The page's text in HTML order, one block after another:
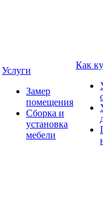
Услуги
Замер
помещения
Сборка и
установка
мебели
Как